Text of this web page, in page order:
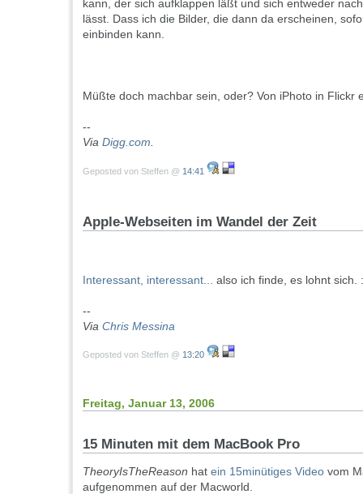
kann, der sich aufklappen läßt und sich entweder
lässt. Dass ich die Bilder, die dann da erscheinen,
einbinden kann.
Müßte doch machbar sein, oder? Von iPhoto in Flickr
--
Via Digg.com
Geposted von Steffen @ 14:41
Apple-Webseiten im Wandel der Zeit
Interessant, interessant... also ich finde, es lohnt sich.
--
Via Chris Messina
Geposted von Steffen @ 13:20
Freitag, Januar 13, 2006
15 Minuten mit dem MacBook Pro
TheoryIsTheReason hat ein 15minütiges Video vom
aufgenommen auf der Macworld.